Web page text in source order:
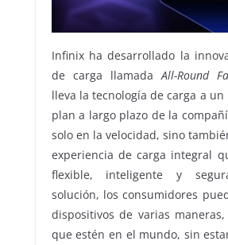
Infinix ha desarrollado la
de carga llamadaAll-Round
lleva la tecnología de carga a un
plan a largo plazo de la
solo en la velocidad, sino
experiencia de carga integral
flexible, inteligente y
solución, los consumidores
dispositivos de varias
que estén en el mundo, sin